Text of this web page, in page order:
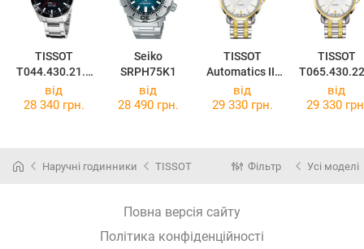
TISSOT
T044.430.21.0
51.00
Seiko
SRPH75K1
TISSOT
Automatics III
Day Date
T065.930.22.0
TISSOT
31.00
від
28 340 грн.
від
28 490 грн.
від
29 330 грн.
від
29 330
Наручні годинники TISSOT Фільтр Усі моделі
Повна версія сайту
Політика конфіденційності